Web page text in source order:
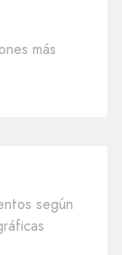
más
según